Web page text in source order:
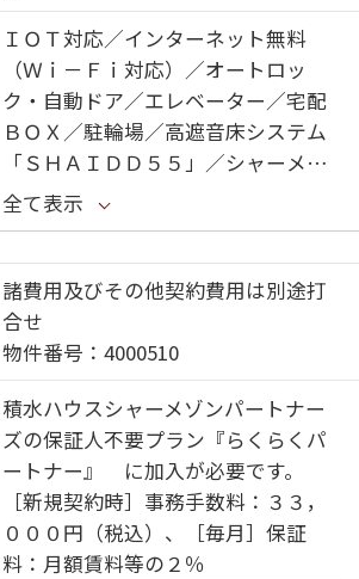
ＩＯＴ対応／インターネット無料
（Ｗｉ－Ｆｉ対応）／オートロッ
ク・自動ドア／エレベーター／宅配
ＢＯＸ／駐輪場／高遮音床システム
「ＳＨＡＩＤＤ５５」／シャーメゾ
ンガーデンズ／防犯カメラ／ＬＧＢ
ＴＱフレンドリー／高齢者対応可／
エアコン／浴室乾燥機（暖房乾燥）
／エコジョーズ／コミュニケーショ
ンキッチン／洗髪洗面化粧台／トイ
レ（洗浄機能付便座）／グリル付き
コンロ／モニタ付ドアホン／室内物
干し／スマートロック／下駄箱／雨
戸（１階のみ）／ホテルライク／自
動火災警報器／バス・トイレ（セパ
レイト）／都市ガス
全て表示
諸費用及びその他契約費用は別途打
合せ
物件番号：4000510
積水ハウスシャーメゾンパートナー
ズの保証人不要プラン『らくらくパ
ートナー』 に加入が必要です。
［新規契約時］事務手数料：３３，
０００円（税込）、［毎月］保証
料：月額賃料等の２％